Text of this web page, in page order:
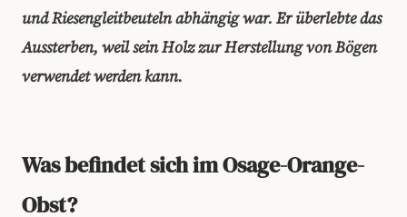
und Riesengleitbeuteln abhängig war. Er überlebte das
Aussterben, weil sein Holz zur Herstellung von Bögen
verwendet werden kann.
Was befindet sich im Osage-Orange-
Obst?